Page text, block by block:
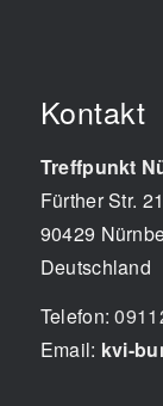
Kontakt
Treffpunkt
Fürther Str.
90429
Deutschland
Telefon:
Email: kvi-